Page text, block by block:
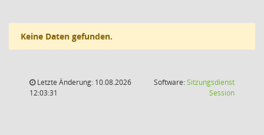
Keine Daten gefunden.
Letzte Änderung: 10.08.2026
12:03:31
Software:Sitzungsdienst
Session(Wird in